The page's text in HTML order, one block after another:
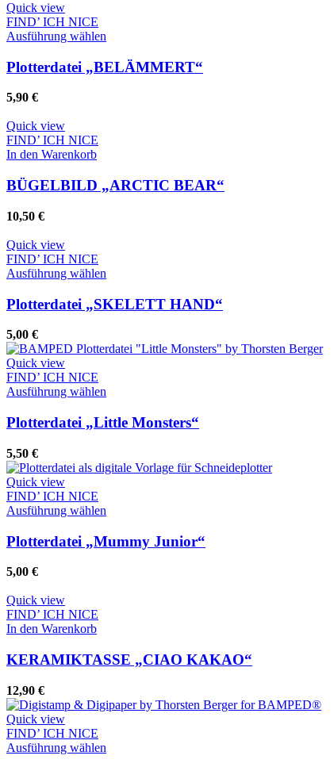
Whatsapp
Quick view
FIND’ ICH NICE
Ausführung wählen
weist
mehrere
der
Produktseite
Plotterdatei „BELÄMMERT“
5,90 €
Quick view
FIND’ ICH NICE
In den Warenkorb
BÜGELBILD „ARCTIC BEAR“
10,50 €
Quick view
FIND’ ICH NICE
Ausführung wählen
weist
mehrere
auf.
Die
auf
der
Produktseite
Plotterdatei „SKELETT HAND“
5,00 €
Quick view
FIND’ ICH NICE
Ausführung wählen
weist
mehrere
auf.
Die
auf
der
Produktseite
Plotterdatei „Little Monsters“
5,50 €
Quick view
FIND’ ICH NICE
Ausführung wählen
weist
mehrere
der
Produktseite
Plotterdatei „Mummy Junior“
5,00 €
Quick view
FIND’ ICH NICE
In den Warenkorb
KERAMIKTASSE „CIAO KAKAO“
12,90 €
Quick view
FIND’ ICH NICE
Ausführung wählen